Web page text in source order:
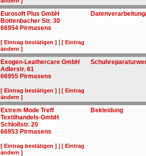
Eurosoft Plus GmbH
Bottenbacher Str. 30
66954 Pirmasens
[ Eintrag bestätigen ] |[ Eintrag
ändern ]
Exogen-Leathercare GmbH
Adlerstr. 61
66955 Pirmasens
[ Eintrag bestätigen ] |[ Eintrag
ändern ]
Extrem Mode Treff
Textilhandels-GmbH
Schloßstr. 20
66953 Pirmasens
[ Eintrag bestätigen ] |[ Eintrag
ändern ]
Bekleidung